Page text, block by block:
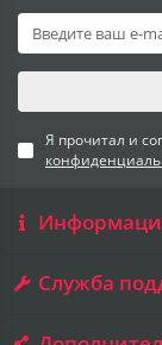
Я прочитал и
Служба